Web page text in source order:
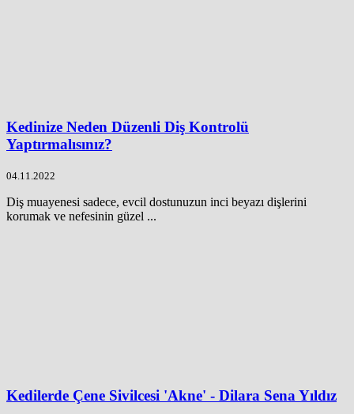
Kedinize Neden Düzenli Diş Kontrolü
Yaptırmalısınız?
04.11.2022
Diş muayenesi sadece, evcil dostunuzun inci beyazı dişlerini
korumak ve nefesinin güzel ...
Kedilerde Çene Sivilcesi 'Akne' - Dilara Sena Yıldız